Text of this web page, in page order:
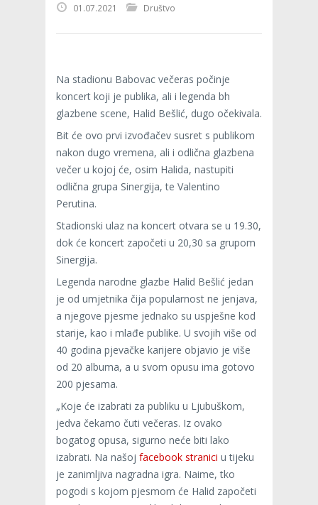
01.07.2021 Društvo
Na stadionu Babovac večeras počinje
koncert koji je publika, ali i legenda bh
glazbene scene, Halid Bešlić, dugo očekivala.
Bit će ovo prvi izvođačev susret s publikom
nakon dugo vremena, ali i odlična glazbena
večer u kojoj će, osim Halida, nastupiti
odlična grupa Sinergija, te Valentino
Perutina.
Stadionski ulaz na koncert otvara se u 19.30,
dok će koncert započeti u 20,30 sa grupom
Sinergija.
Legenda narodne glazbe Halid Bešlić jedan
je od umjetnika čija popularnost ne jenjava,
a njegove pjesme jednako su uspješne kod
starije, kao i mlađe publike. U svojih više od
40 godina pjevačke karijere objavio je više
od 20 albuma, a u svom opusu ima gotovo
200 pjesama.
„Koje će izabrati za publiku u Ljubuškom,
jedva čekamo čuti večeras. Iz ovako
bogatog opusa, sigurno neće biti lako
izabrati. Na našoj facebook stranici u tijeku
je zanimljiva nagradna igra. Naime, tko
pogodi s kojom pjesmom će Halid započeti